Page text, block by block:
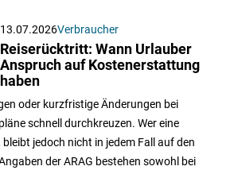
13.07.2026Verbraucher
Reiserücktritt: Wann Urlauber
Anspruch auf Kostenerstattung
haben
oder kurzfristige Änderungen bei
schnell durchkreuzen. Wer eine
bleibt jedoch nicht in jedem Fall auf den
der ARAG bestehen sowohl bei